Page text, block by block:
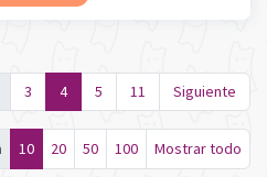
10 20 50 100 Mostrar todo
3 4 5 11 Siguiente